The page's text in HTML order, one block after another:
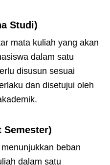
Studi)
mata kuliah yang akan
dalam satu
disusun sesuai
dan disetujui oleh
Semester)
beban
dalam satu